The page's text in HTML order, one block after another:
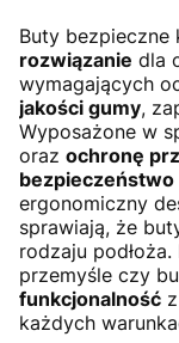
Buty bezpieczne
rozwiązanie dla
wymagających
jakości gumy,
Wyposażone w
oraz ochronę
bezpieczeństwo
ergonomiczny
sprawiają, że
rodzaju
przemyśle czy
funkcjonalność
każdych